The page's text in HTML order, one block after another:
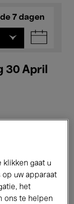
7 dagen
30 April
klikken gaat u
uw apparaat
het
ons te helpen